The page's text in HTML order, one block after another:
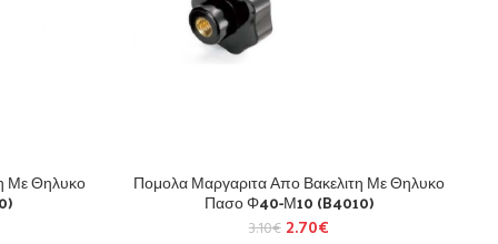
Με Θηλυκο Πομολα Μαργαριτα Απο Βακελιτη Με Θηλυκο
Πασο Φ40-Μ10 (B4010)
3.10€ 2.70€